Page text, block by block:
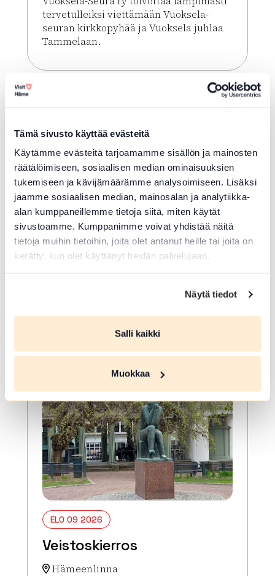
Tämä sivusto käyttää evästeitä
Käytämme evästeitä tarjoamamme sisällön ja mainosten
räätälöimiseen, sosiaalisen median ominaisuuksien
tukemiseen ja kävijämäärämme analysoimiseen. Lisäksi
jaamme sosiaalisen median, mainosalan ja analytiikka-
alan kumppaneillemme tietoja siitä, miten käytät
sivustoamme. Kumppanimme voivat yhdistää näitä
tietoja muihin tietoihin, joita olet antanut heille tai joita on
kerätty, kun olet käyttänyt heidän palvelujaan.
Näytä tiedot
Salli kaikki
Muokkaa
tervetulleiksi viettämään Vuoksela-
seuran kirkkopyhää ja Vuoksela juhlaa
Tammelaan.
ELO 09 2026
Veistoskierros
Hämeenlinnan keskustan alueen
Lue lisää tapahtumasta Veistoskierros
ELO 09 2026
Veistoskierros
Hämeenlinna